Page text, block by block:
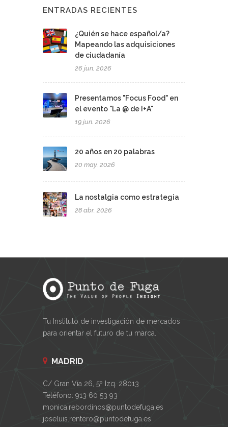
ENTRADAS RECIENTES
¿Quién se hace español/a?
Mapeando las adquisiciones
de ciudadanía
26 jun. 2026
Presentamos "Focus Food" en
el evento "La @ de I+A"
19 jun. 2026
20 años en 20 palabras
20 may. 2026
La nostalgia como estrategia
28 abr. 2026
Tu Instituto de investigación de mercados
para orientar el futuro de tu marca.
MADRID
C/ Gran Vía 26, 5º Izq. 28013
Teléfono: 913 60 53 93
monica.rebordinos@puntodefuga.es
joseluis.rentero@puntodefuga.es